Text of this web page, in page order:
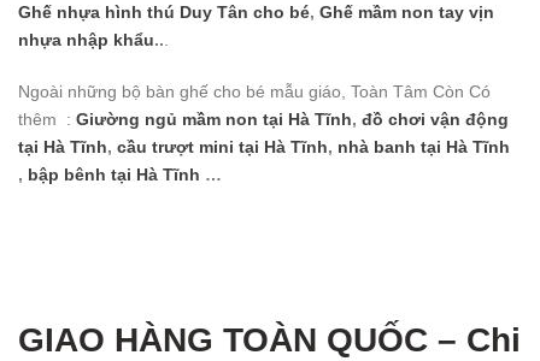
Ghế nhựa hình thú Duy Tân cho bé, Ghế mầm non tay vịn
nhựa nhập khẩu..
Ngoài những bộ bàn ghế cho bé mẫu giáo, Toàn Tâm Còn Có
thêm : Giường ngủ mầm non tại Hà Tĩnh, đồ chơi vận động
tại Hà Tĩnh, cầu trượt mini tại Hà Tĩnh, nhà banh tại Hà Tĩnh
, bập bênh tại Hà Tĩnh …
GIAO HÀNG TOÀN QUỐC – Chi